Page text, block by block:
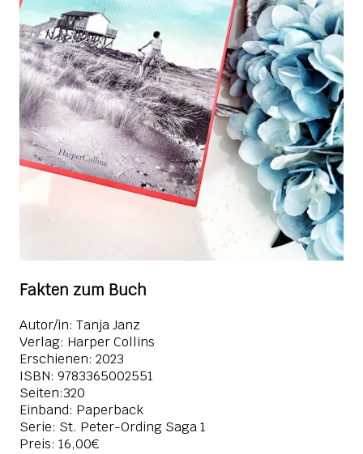
Fakten zum Buch
Autor/in: Tanja Janz
Verlag: Harper Collins
Erschienen: 2023
ISBN: 9783365002551
Seiten:320
Einband: Paperback
Serie: St. Peter-Ording Saga 1
Preis: 16,00€